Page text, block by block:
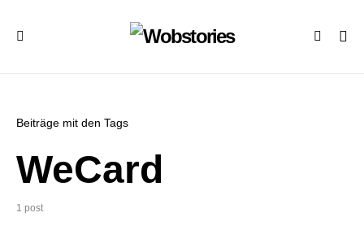
Beiträge mit den Tags
WeCard
1 post